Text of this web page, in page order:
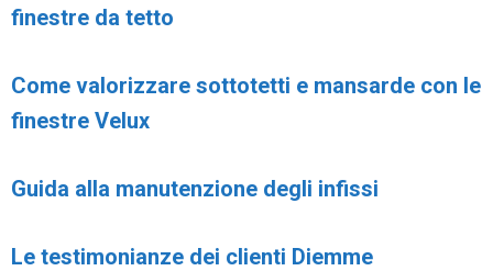
finestre da tetto
Come valorizzare sottotetti e mansarde con le
finestre Velux
Guida alla manutenzione degli infissi
Le testimonianze dei clienti Diemme